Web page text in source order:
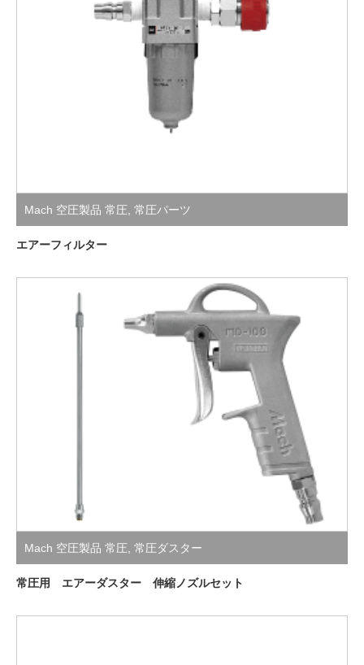
Mach 空圧製品 常圧 常圧パーツ
エアーフィルター
Mach 空圧製品 常圧 常圧ダスター
常圧用 エアーダスター 伸縮ノズルセット